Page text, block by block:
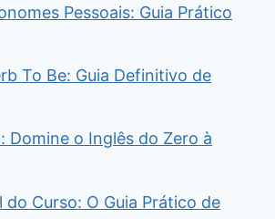
Pessoais: Guia Prático
To Be: Guia Definitivo de
Domine o Inglês do Zero à
do Curso: O Guia Prático de